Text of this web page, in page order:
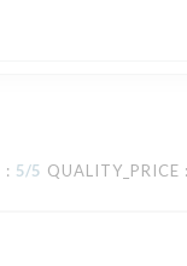
: 5/5 QUALITY_PRICE